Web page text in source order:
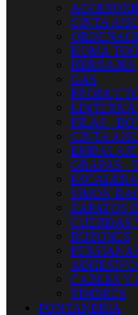
CINTA
KOMA
HERRAJES
GAS
PILAS -
CINTA
GRAPAS -
SIMON
ZAPATOS
CUERDAS
BUZONES
CABLES Y
TIMBRES
FONTANERIA